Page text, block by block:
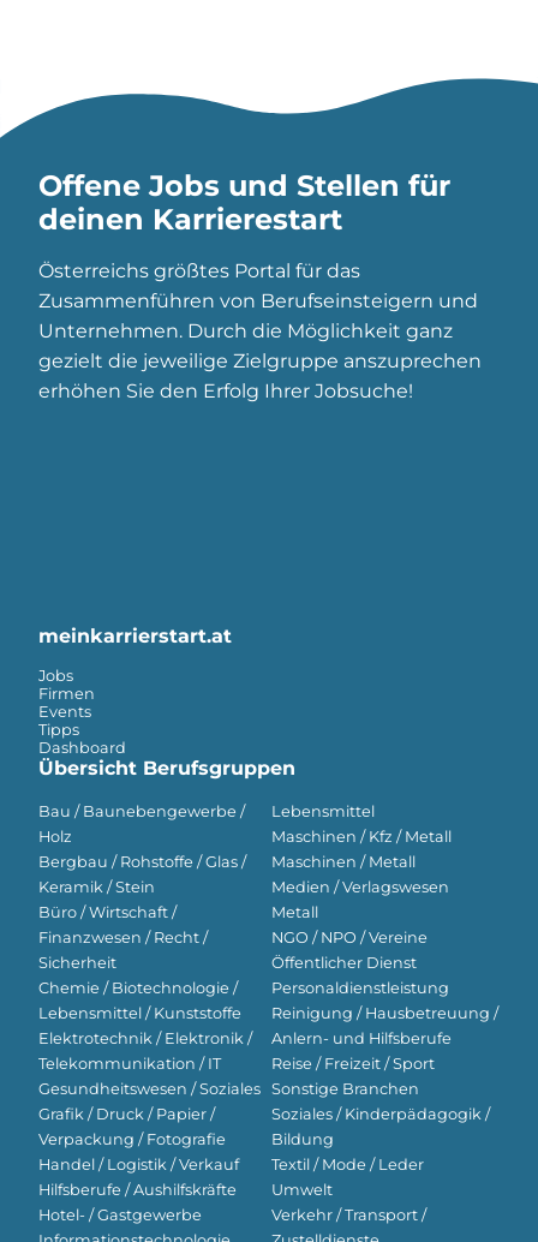
Offene Jobs und Stellen für
deinen Karrierestart
Österreichs größtes Portal für das
Zusammenführen von Berufseinsteigern und
Unternehmen. Durch die Möglichkeit ganz
gezielt die jeweilige Zielgruppe anszuprechen
erhöhen Sie den Erfolg Ihrer Jobsuche!
meinkarrierstart.at
Jobs
Firmen
Events
Tipps
Dashboard
Übersicht Berufsgruppen
Bau / Baunebengewerbe /
Holz
Bergbau / Rohstoffe / Glas /
Keramik / Stein
Büro / Wirtschaft /
Finanzwesen / Recht /
Sicherheit
Chemie / Biotechnologie /
Lebensmittel / Kunststoffe
Elektrotechnik / Elektronik /
Telekommunikation / IT
Gesundheitswesen / Soziales
Grafik / Druck / Papier /
Verpackung / Fotografie
Handel / Logistik / Verkauf
Hilfsberufe / Aushilfskräfte
Hotel- / Gastgewerbe
Lebensmittel
Maschinen / Kfz / Metall
Maschinen / Metall
Medien / Verlagswesen
Metall
NGO / NPO / Vereine
Öffentlicher Dienst
Personaldienstleistung
Reinigung / Hausbetreuung /
Anlern- und Hilfsberufe
Reise / Freizeit / Sport
Sonstige Branchen
Soziales / Kinderpädagogik /
Bildung
Textil / Mode / Leder
Umwelt
Verkehr / Transport /